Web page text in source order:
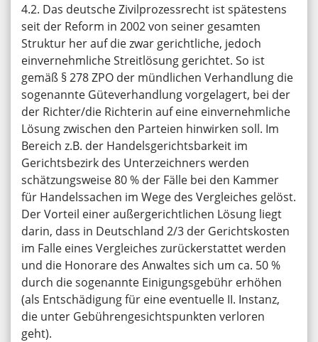
4.2. Das deutsche Zivilprozessrecht ist spätestens
seit der Reform in 2002 von seiner gesamten
Struktur her auf die zwar gerichtliche, jedoch
einvernehmliche Streitlösung gerichtet. So ist
gemäß § 278 ZPO der mündlichen Verhandlung die
sogenannte Güteverhandlung vorgelagert, bei der
der Richter/die Richterin auf eine einvernehmliche
Lösung zwischen den Parteien hinwirken soll. Im
Bereich z.B. der Handelsgerichtsbarkeit im
Gerichtsbezirk des Unterzeichners werden
schätzungsweise 80 % der Fälle bei den Kammer
für Handelssachen im Wege des Vergleiches gelöst.
Der Vorteil einer außergerichtlichen Lösung liegt
darin, dass in Deutschland 2/3 der Gerichtskosten
im Falle eines Vergleiches zurückerstattet werden
und die Honorare des Anwaltes sich um ca. 50 %
durch die sogenannte Einigungsgebühr erhöhen
(als Entschädigung für eine eventuelle II. Instanz,
die unter Gebührengesichtspunkten verloren
geht).